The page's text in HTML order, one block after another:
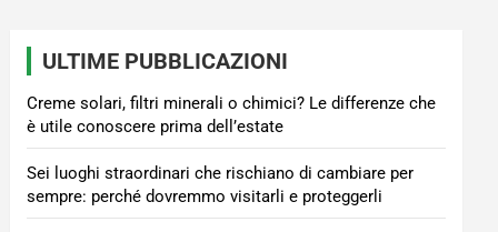
ULTIME PUBBLICAZIONI
Creme solari, filtri minerali o chimici? Le differenze che
è utile conoscere prima dell’estate
Sei luoghi straordinari che rischiano di cambiare per
sempre: perché dovremmo visitarli e proteggerli